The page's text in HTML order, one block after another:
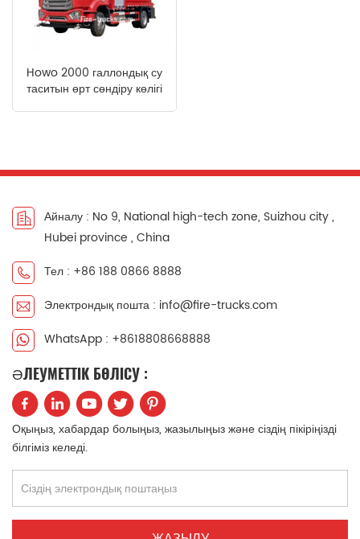
Howo 2000 галлондық су
таситын өрт сөндіру көлігі
Айналу : No 9, National high-tech zone, Suizhou city ,
Hubei province , China
Тел : +86 188 0866 8888
Электрондық пошта : info@fire-trucks.com
WhatsApp : +8618808668888
ӘЛЕУМЕТТІК БӨЛІСУ :
Оқыңыз, хабардар болыңыз, жазылыңыз және сіздің пікіріңізді
білгіміз келеді.